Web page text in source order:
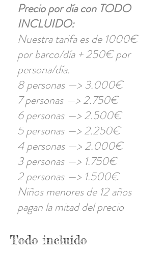
Precio por día con TODO
INCLUIDO:
Nuestra tarifa es de 1000€
por barco/día + 250€ por
persona/día.
8 personas —> 3.000€
7 personas —> 2.750€
6 personas —> 2.500€
5 personas —> 2.250€
4 personas —> 2.000€
3 personas —> 1.750€
2 personas —> 1.500€
Niños menores de 12 años
pagan la mitad del precio
Todo incluido